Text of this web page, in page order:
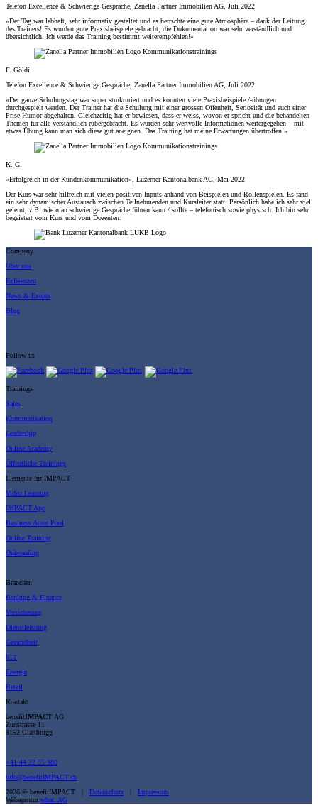
Telefon Excellence & Schwierige Gespräche, Zanella Partner Immobilien AG, Juli 2022
«Der Tag war lebhaft, sehr informativ gestaltet und es herrschte eine gute Atmosphäre – dank der Leitung
des Trainers! Es wurden gute Praxisbeispiele gebracht, die Dokumentation war sehr verständlich und
übersichtlich. Ich werde das Training bestimmt weiterempfehlen!»
F. Göldi
Telefon Excellence & Schwierige Gespräche, Zanella Partner Immobilien AG, Juli 2022
«Der ganze Schulungstag war super strukturiert und es konnten viele Praxisbeispiele /-übungen
durchgespielt werden. Der Trainer hat die Schulung mit einer grossen Offenheit, Seriosität und auch einer
Prise Humor abgehalten. Gleichzeitig hat er bewiesen, dass er weiss, wovon er spricht und die behandelten
Themen für alle verständlich rübergebracht. Es wurden sehr wertvolle Informationen weitergegeben – mit
etwas Übung kann man sich diese gut aneignen. Das Training hat meine Erwartungen übertroffen!»
K. G.
«Erfolgreich in der Kundenkommunikation», Luzerner Kantonalbank AG, Mai 2022
Der Kurs war sehr hilfreich mit vielen positiven Inputs anhand von Beispielen und Rollenspielen. Es fand
ein sehr dynamischer Austausch zwischen Teilnehmenden und Kursleiter statt. Persönlich habe ich sehr viel
gelernt, z.B. wie man schwierige Gespräche führen kann / sollte – telefonisch sowie physisch. Ich bin sehr
begeistert vom Kurs und vom Dozenten.
Company
Über uns
Referenzen
News & Events
Blog
Follow us
Trainings
Sales
Kommunikation
Leadership
Online Academy
Öffentliche Trainings
Elemente für IMPACT
Video Learning
IMPACT App
Business Actor Pool
Online Training
Onboarding
Branchen
Banking & Finance
Versicherung
Dienstleistung
Gesundheit
ICT
Energie
Retail
Kontakt
benefitIMPACTAG
Zunstrasse 11
8152 Glattbrugg
+41 44 22 55 380
info@benefitIMPACT.ch
2026 © benefitIMPACT | Datenschutz | Impressum
Webagenturwhat. AG